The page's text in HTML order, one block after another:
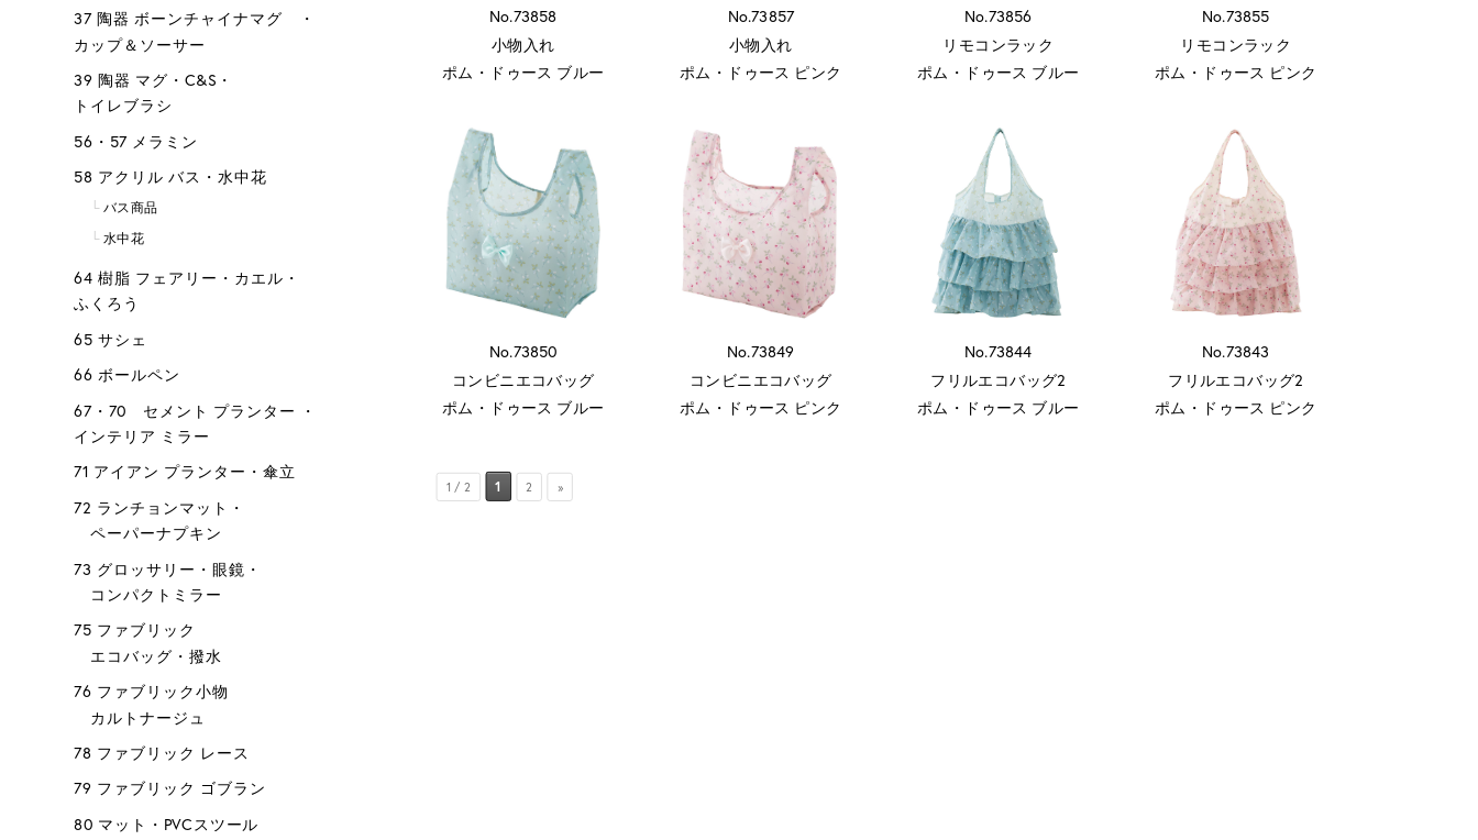
37 陶器 ボーンチャイナマグ ・
カップ＆ソーサー
39 陶器 マグ・C&S・
トイレブラシ
56・57 メラミン
58 アクリル バス・水中花
バス商品
水中花
64 樹脂 フェアリー・カエル・
ふくろう
65 サシェ
66 ボールペン
67・70 セメント プランター ・
インテリア ミラー
71 アイアン プランター・傘立
72 ランチョンマット・
ペーパーナプキン
73 グロッサリー・眼鏡・
コンパクトミラー
75 ファブリック
エコバッグ・撥水
76 ファブリック小物
カルトナージュ
78 ファブリック レース
79 ファブリック ゴブラン
80 マット・PVCスツール
No.73858
小物入れ
ポム・ドゥース ブルー
No.73857
小物入れ
ポム・ドゥース ピンク
No.73856
リモコンラック
ポム・ドゥース ブルー
No.73855
リモコンラック
ポム・ドゥース ピンク
No.73850
コンビニエコバッグ
ポム・ドゥース ブルー
No.73849
コンビニエコバッグ
ポム・ドゥース ピンク
No.73844
フリルエコバッグ2
ポム・ドゥース ブルー
No.73843
フリルエコバッグ2
ポム・ドゥース ピンク
1 / 2 1 2 »